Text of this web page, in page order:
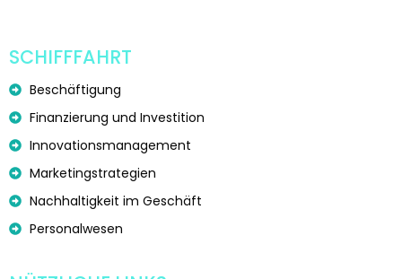
SCHIFFFAHRT
Beschäftigung
Finanzierung und Investition
Innovationsmanagement
Marketingstrategien
Nachhaltigkeit im Geschäft
Personalwesen